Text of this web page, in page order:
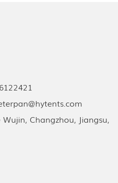
Changzhou, Jiangsu,